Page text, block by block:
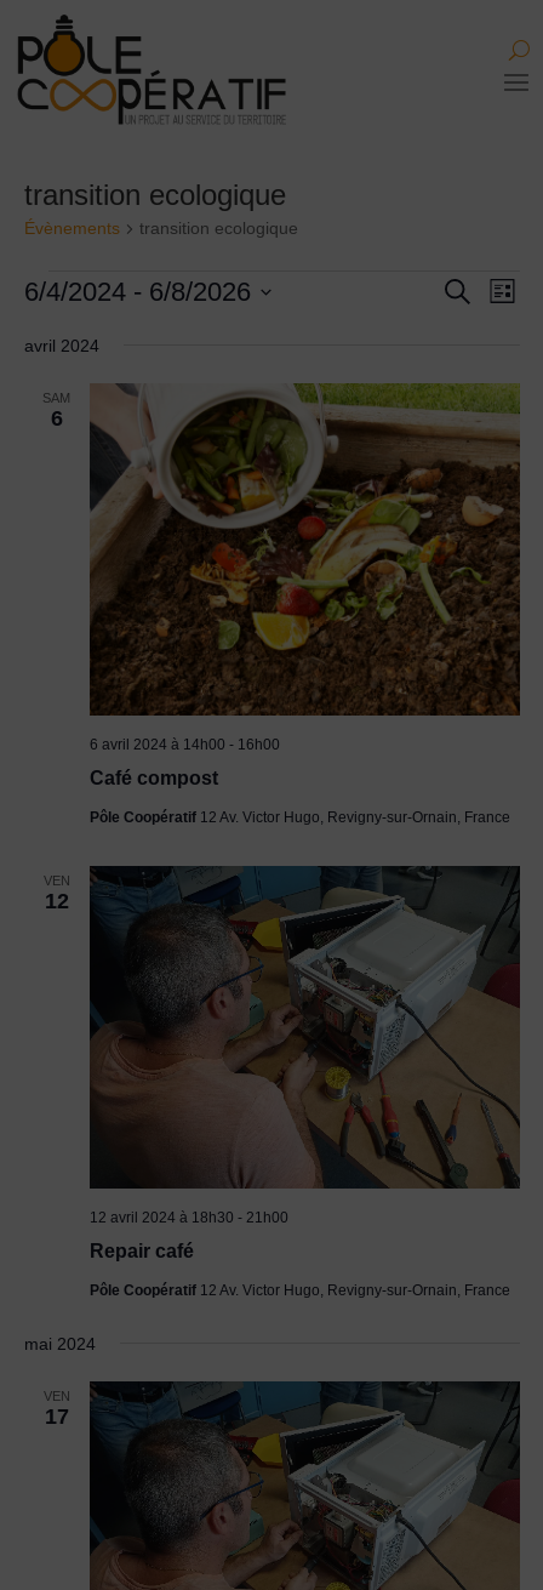
transition ecologique
Évènements transition ecologique
Évènements
vues
Recherche
de
Liste
6/4/2024 - 6/8/2026
une
avril 2024
SAM
6
Café compost
6 avril 2024 à 14h00 - 16h00
Pôle Coopératif 12 Av. Victor Hugo, Revigny-sur-Ornain, France
VEN
12
Repair café
12 avril 2024 à 18h30 - 21h00
Pôle Coopératif 12 Av. Victor Hugo, Revigny-sur-Ornain, France
mai 2024
VEN
17